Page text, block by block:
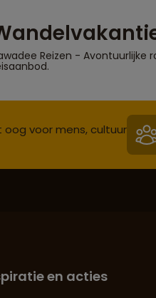
Reizen - Avontuurlijke
oog voor mens, cultuur
en acties